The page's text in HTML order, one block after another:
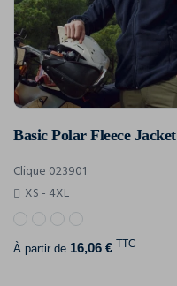
Basic Polar Fleece Jacket
Clique 023901
XS - 4XL
À partir de 16,06 € TTC